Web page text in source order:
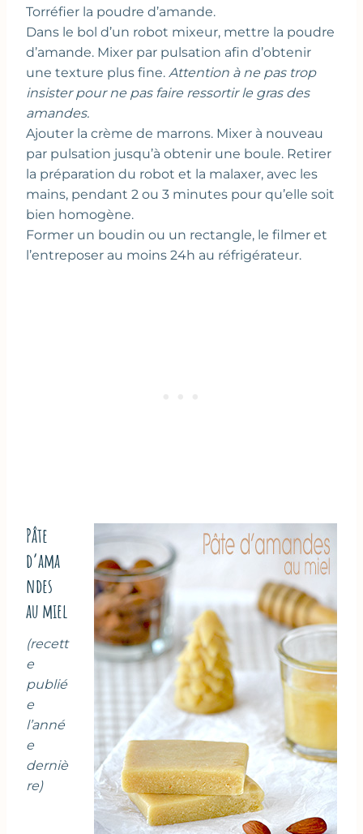
Torréfier la poudre d’amande.
Dans le bol d’un robot mixeur, mettre la poudre
d’amande. Mixer par pulsation afin d’obtenir
une texture plus fine. Attention à ne pas trop
insister pour ne pas faire ressortir le gras des
amandes.
Ajouter la crème de marrons. Mixer à nouveau
par pulsation jusqu’à obtenir une boule. Retirer
la préparation du robot et la malaxer, avec les
mains, pendant 2 ou 3 minutes pour qu’elle soit
bien homogène.
Former un boudin ou un rectangle, le filmer et
l’entreposer au moins 24h au réfrigérateur.
Pâte
d’ama
ndes
au miel
(recett
e
publié
e
l’anné
e
derniè
re)